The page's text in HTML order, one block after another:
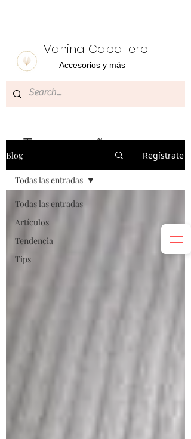
Vanina Caballero
Accesorios y más
Te acompañamos con
interés
Blog Regístrate
Todas las entradas
Artículos
Tendencia
Tips
Todas las entradas